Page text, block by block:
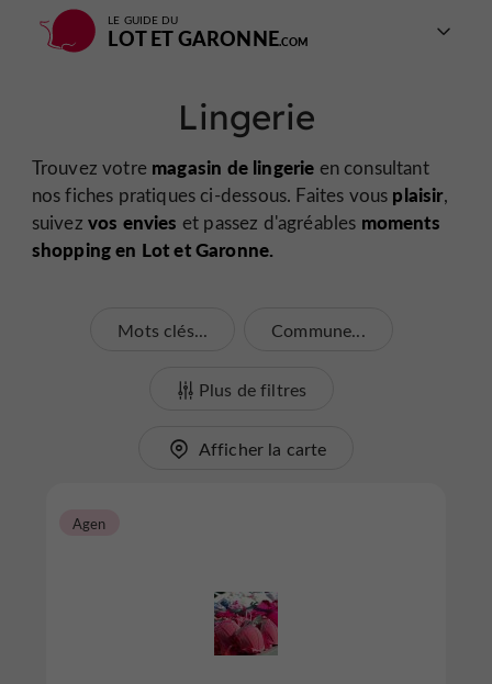
LE GUIDE DU
LOT ET GARONNE
Lingerie
Trouvez votre magasin de lingerie en consultant
nos fiches pratiques ci-dessous. Faites vous plaisir,
suivez vos envies et passez d'agréables moments
shopping en Lot et Garonne.
Mots clés... Commune...
Plus de filtres
Afficher la carte
Agen